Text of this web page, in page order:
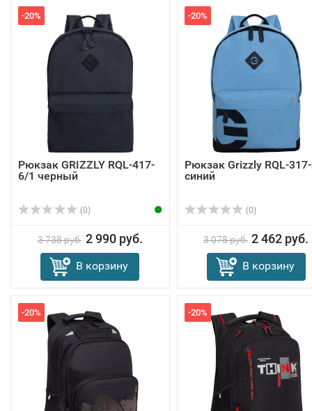
-20%
Рюкзак GRIZZLY RQL-417-
6/1 черный
(0)
3 738 руб. 2 990 руб.
В корзину
-20%
Рюкзак Grizzly RQL-
синий
(0)
3 078 руб. 2 462 руб.
В корзину
-20% -20%